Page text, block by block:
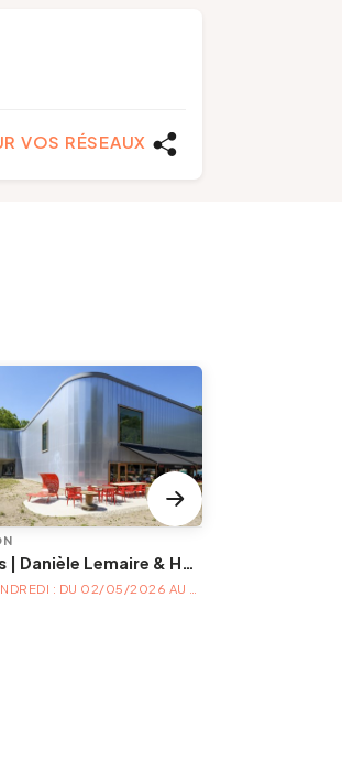
VOS RÉSEAUX
Ancrages | Danièle Lemaire & Hélène Locoge au Trinkhall museum